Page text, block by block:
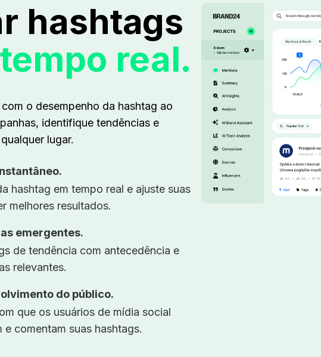
hashtags
real.
o desempenho da hashtag ao
identifique tendências e
lugar.
hashtag em tempo real e ajuste suas
melhores resultados.
emergentes.
de tendência com antecedência e
relevantes.
do público.
que os usuários de mídia social
comentam suas hashtags.